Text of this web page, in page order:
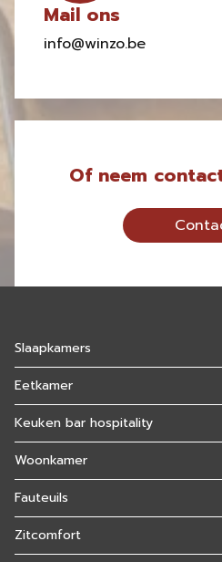
Mail ons
info@winzo.be
Of neem
Slaapkamers
Eetkamer
Keuken bar hospitality
Woonkamer
Fauteuils
Zitcomfort